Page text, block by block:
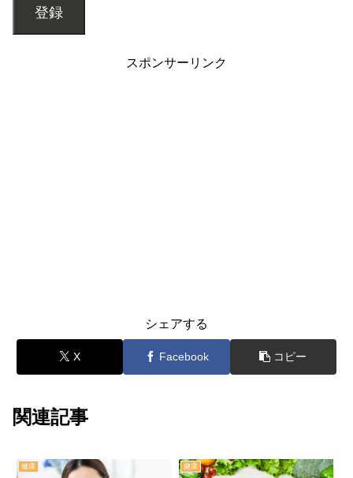
登録
スポンサーリンク
シェアする
X Facebook コピー
関連記事
健康 健康